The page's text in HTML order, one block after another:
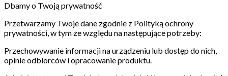
Dbamy o Twoją prywatność
Przetwarzamy Twoje dane zgodnie z Polityką ochrony
prywatności, w tym ze względu na następujące potrzeby:
Przechowywanie informacji na urządzeniu lub dostęp do nich,
opinie odbiorców i opracowanie produktu.